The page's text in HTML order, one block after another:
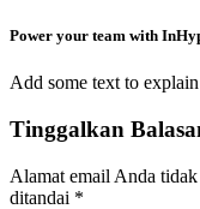
Power your team with
Add some text to
Tinggalkan
Alamat email Anda
ditandai *